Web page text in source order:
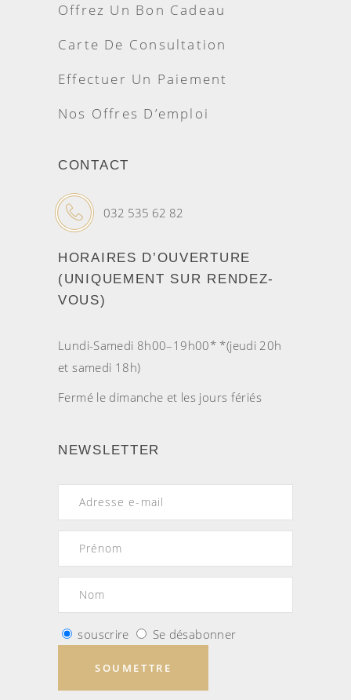
Offrez Un Bon Cadeau
Carte De Consultation
Effectuer Un Paiement
Nos Offres D’emploi
CONTACT
032 535 62 82
HORAIRES D’OUVERTURE
(UNIQUEMENT SUR RENDEZ-
VOUS)
Lundi-Samedi 8h00–19h00* *(jeudi 20h
et samedi 18h)
Fermé le dimanche et les jours fériés
NEWSLETTER
souscrire Se désabonner